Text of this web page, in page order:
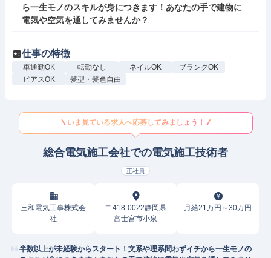
ら一生モノのスキルが身につきます！あなたの手で建物に
電気や空気を通してみませんか？
仕事の特徴
車通勤OK 転勤なし ネイルOK
ブランクOK
ピアスOK
髪型・髪色自由
いま見ている求人へ応募してみましょう！
総合電気施工会社での電気施工技術者
正社員
三和電気工事株式会
社
〒418-0022静岡県
富士宮市小泉
月給21万円～30万円
半数以上が未経験からスタート！文系や理系問わずイチから一生モノの